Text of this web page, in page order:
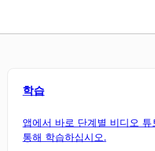
학습
앱에서 바로 단계별 비디오
통해 학습하십시오.